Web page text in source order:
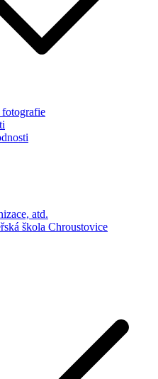
atd.
škola Chroustovice